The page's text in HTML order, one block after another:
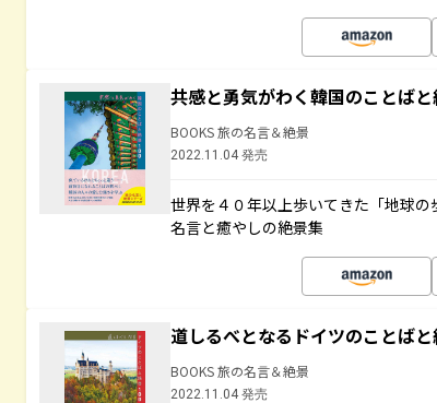
共感と勇気がわく韓国のことばと
BOOKS 旅の名言＆絶景
2022.11.04 発売
世界を４０年以上歩いてきた「地球
名言と癒やしの絶景集
道しるべとなるドイツのことばと
BOOKS 旅の名言＆絶景
2022.11.04 発売